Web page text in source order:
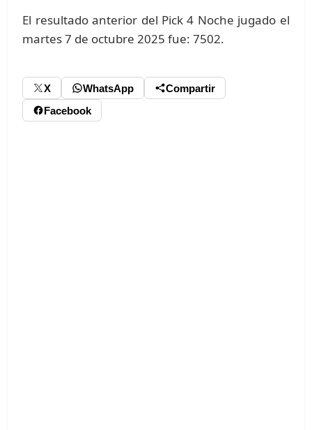
El resultado anterior del Pick 4 Noche jugado el
martes 7 de octubre 2025 fue: 7502.
X WhatsApp
Compartir
Facebook